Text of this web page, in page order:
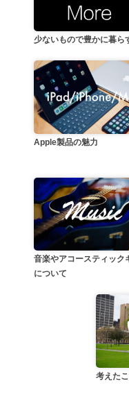
少ないもので豊かに暮ら
Apple製品の魅力
音楽やアコースティック
について
考えた